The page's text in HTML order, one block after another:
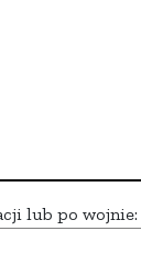
lub po wojnie: